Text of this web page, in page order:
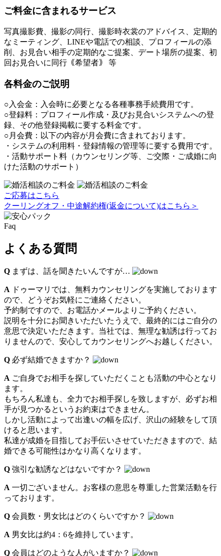
ご料金に含まれるサービス
写真撮影費、撮影の同行、撮影時衣裳のアドバイス、定期的
なミーティング、LINEや電話での相談、プロフィールの添
削、お見合い相手の定期的なご提案、デート場所の提案、初
回お見合いに同行｟希望者｠ 等
各料金のご説明
○入会金：入会時に必要となる各種事務手続費用です。
○登録料：プロフィール作成・及びお見合いシステムへの登
録、その他登録掲載に要する料金です。
○月会費：以下の内容が月会費に含まれております。
・システムの利用料・登録情報の管理等に要する費用です。
・活動サポート料（カウンセリング等、ご交際・ご成婚に向
けた活動のサポート）
ご応募はこちら
クーリングオフ・中途解約権(返金について)はこちら＞
Faq
よくある質問
Q まずは、話を聞きたいんですが…
A ドゥーマリでは、無料カウンセリングを実施しております
ので、どうぞお気軽にご連絡ください。
予約制ですので、お電話かメールよりご予約ください。
説明を十分にお聞きいただいたうえで、最終的にはご自分の
意思で決定いただきます。当社では、無理な勧誘は行ってお
りませんので、安心してカウンセリングへお越しください。
Q 必ず結婚できますか？
A ご自身でお相手を探していただくことも活動の中心となり
ます。
もちろん私達も、全力でお相手探しを致しますが、必ずお相
手が見つかるというお約束はできません。
しかし活動によって出逢いの幅を広げ、沢山の経験をして頂
けると思います。
私達が成婚を目指してお手伝いさせていただきますので、結
婚できる可能性はかなり高くなります。
Q 強引な勧誘などはないですか？
A 一切ございません。お客様の意思を尊重した営業活動を行
っております。
Q 会員数・男女比はどのくらいですか？
A 男女比は約4：6を維持しています。
Q 会員はどのような人がいますか？